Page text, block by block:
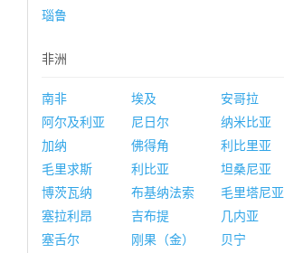
瑙鲁
非洲
南非 埃及
安哥拉
阿尔及利亚
尼日尔
纳米比亚
加纳
佛得角
利比里亚
毛里求斯
利比亚
坦桑尼亚
博茨瓦纳
布基纳法索
毛里塔尼亚
塞拉利昂
吉布提
几内亚
塞舌尔
刚果（金）
贝宁